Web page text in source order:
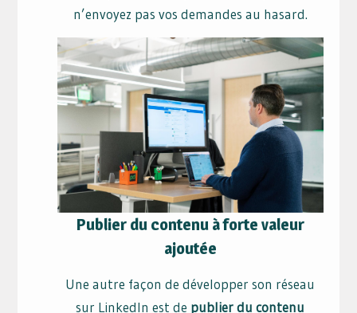
n’envoyez pas vos demandes au hasard.
Publier du contenu à forte valeur
ajoutée
Une autre façon de développer son réseau
sur LinkedIn est de publier du contenu